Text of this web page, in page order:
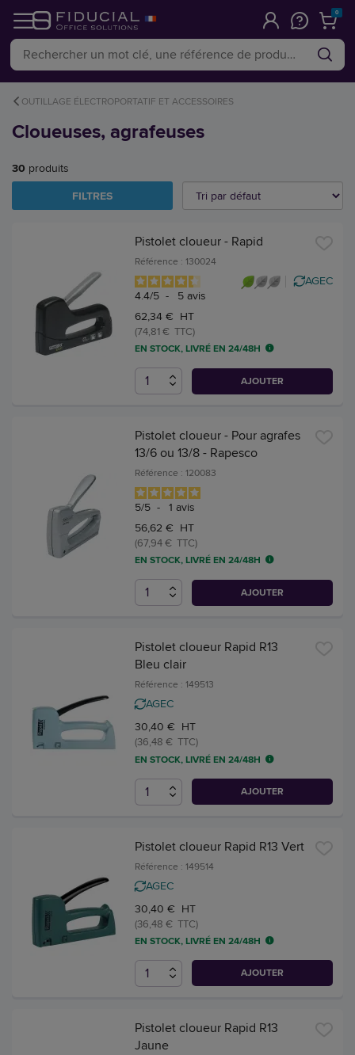
0
OUTILLAGE ÉLECTROPORTATIF ET ACCESSOIRES
Cloueuses, agrafeuses
30 produits
FILTRES
Pistolet cloueur - Rapid
Référence : 130024
4.4/5 - 5 avis
AGEC
62,34 € HT
(74,81 € TTC)
EN STOCK, LIVRÉ EN 24/48H
AJOUTER
Pistolet cloueur - Pour agrafes
13/6 ou 13/8 - Rapesco
Référence : 120083
5/5 - 1 avis
56,62 € HT
(67,94 € TTC)
EN STOCK, LIVRÉ EN 24/48H
AJOUTER
Pistolet cloueur Rapid R13
Bleu clair
Référence : 149513
AGEC
30,40 € HT
(36,48 € TTC)
EN STOCK, LIVRÉ EN 24/48H
AJOUTER
Pistolet cloueur Rapid R13 Vert
Référence : 149514
AGEC
30,40 € HT
(36,48 € TTC)
EN STOCK, LIVRÉ EN 24/48H
AJOUTER
Pistolet cloueur Rapid R13
Jaune